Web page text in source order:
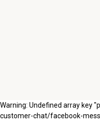
Warning: Undefined array
customer-chat/facebook-